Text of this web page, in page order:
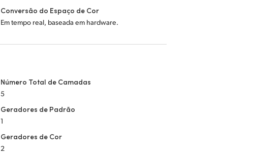
Conversão do Espaço de Cor
Em tempo real, baseada em hardware.
Número Total de Camadas
5
Geradores de Padrão
1
Geradores de Cor
2